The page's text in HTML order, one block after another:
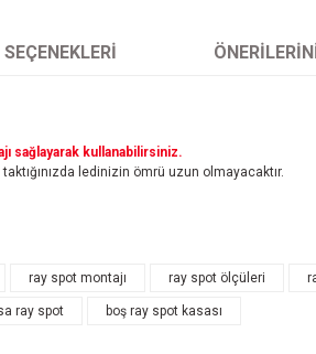
sağlayarak kullanabilirsiniz.
ledinizin ömrü uzun olmayacaktır.
yorumu siz yapın! Puan kazanın...
ray spot montajı ray spot ölçüleri
ray spot boş ray spot kasası